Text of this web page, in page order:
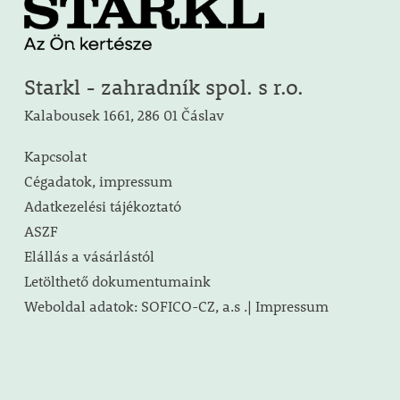
Starkl - zahradník spol. s r.o.
Kalabousek 1661, 286 01 Čáslav
Kapcsolat
Cégadatok, impressum
Adatkezelési tájékoztató
ASZF
Elállás a vásárlástól
Letölthető dokumentumaink
Weboldal adatok: SOFICO-CZ, a.s .| Impressum